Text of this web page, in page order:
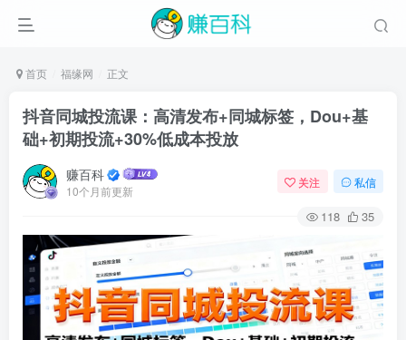
首页 福缘网 正文
抖音同城投流课：高清发布+同城标签，Dou+基
础+初期投流+30%低成本投放
赚百科
10个月前更新
关注 私信
118 35